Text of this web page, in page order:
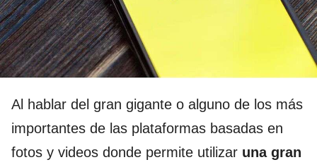
Al hablar del gran gigante o alguno de los más
importantes de las plataformas basadas en
fotos y videos donde permite utilizar una gran